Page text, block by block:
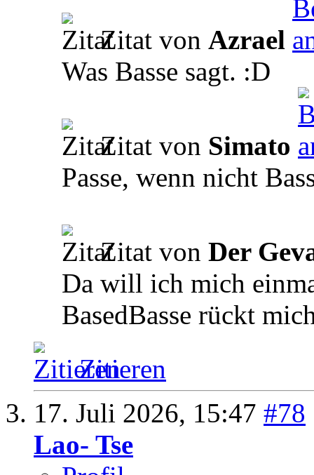
Zitat von Azrael
Was Basse sagt. :D
Zitat von Simato
Passe, wenn nicht
Zitat von Der
Da will ich mich
BasedBasse rückt
Zitieren
17. Juli 2026, 15:47 #78
Lao- Tse